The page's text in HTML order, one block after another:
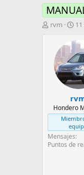
I
e
t
e
rvm
F
c
h
a
d
e
i
n
i
c
i
o
Hondero
Mensajes
Puntos de